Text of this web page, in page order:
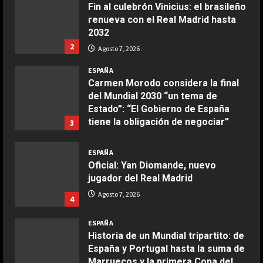
2
Fin al culebrón Vinicius: el brasileño
renueva con el Real Madrid hasta
2032
Agosto 7, 2026
3
ESPAÑA
Carmen Morodo considera la final
del Mundial 2030 “un tema de
Estado”: “El Gobierno de España
tiene la obligación de negociar”
4
ESPAÑA
Oficial: Yan Diomande, nuevo
jugador del Real Madrid
Agosto 7, 2026
ESPAÑA
Historia de un Mundial tripartito: de
España y Portugal hasta la suma de
COCINA
Boquerones fritos en freidora de
aire
Aprile 24, 2026
Buñuelos de alcachofas
Aprile 5, 2026
Ternera guisada con senderuelas